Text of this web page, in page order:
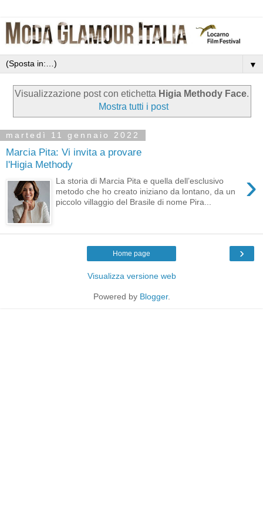
▼
Visualizzazione post con etichetta Higia Methody Face.
Mostra tutti i post
martedì 11 gennaio 2022
Marcia Pita: Vi invita a provare
l'Higia Methody
›
La storia di Marcia Pita e quella dell’esclusivo
metodo che ho creato iniziano da lontano, da un
piccolo villaggio del Brasile di nome Pira...
›
Home page
Visualizza versione web
Powered by Blogger.